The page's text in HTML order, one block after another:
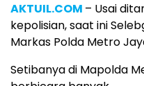
AKTUIL.COM – Usai
kepolisian, saat ini
Markas Polda Metro
Setibanya di Mapolda